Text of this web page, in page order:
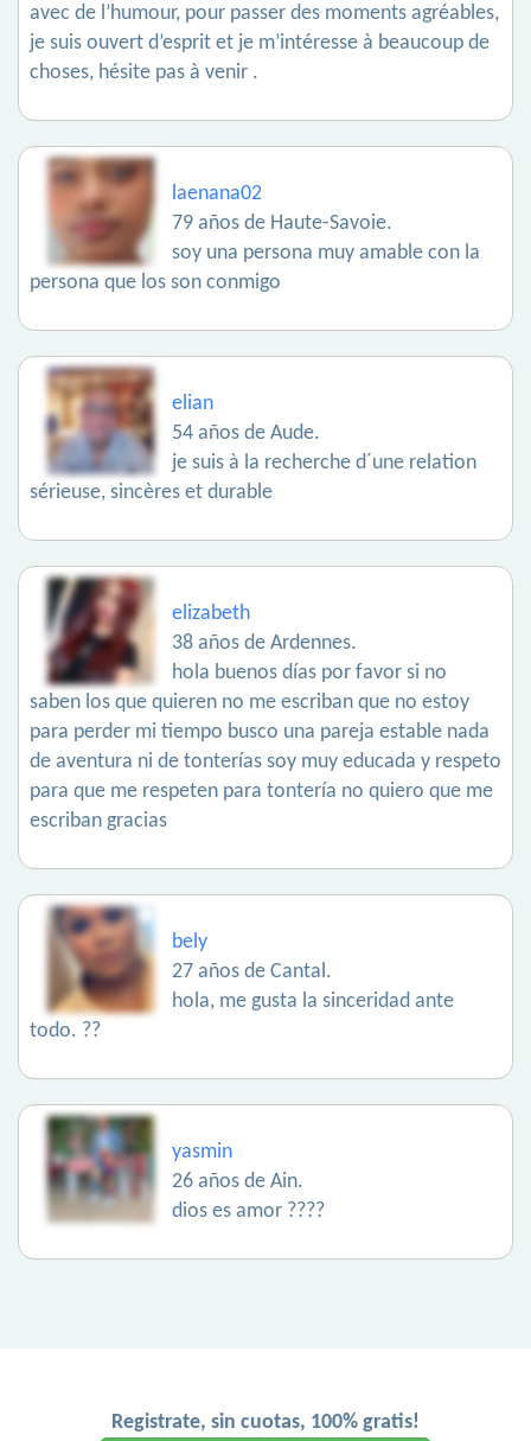
avec de l’humour, pour passer des moments agréables,
je suis ouvert d’esprit et je m’intéresse à beaucoup de
choses, hésite pas à venir .
laenana02
79 años de Haute-Savoie.
soy una persona muy amable con la
persona que los son conmigo
elian
54 años de Aude.
je suis à la recherche d´une relation
sérieuse, sincères et durable
elizabeth
38 años de Ardennes.
hola buenos días por favor si no
saben los que quieren no me escriban que no estoy
para perder mi tiempo busco una pareja estable nada
de aventura ni de tonterías soy muy educada y respeto
para que me respeten para tontería no quiero que me
escriban gracias
bely
27 años de Cantal.
hola, me gusta la sinceridad ante
todo. ??
yasmin
26 años de Ain.
dios es amor ????
Registrate, sin cuotas, 100% gratis!